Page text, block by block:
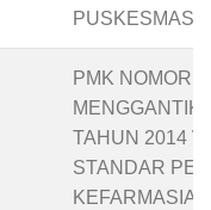
PUSKESMAS
PMK NOMOR
TAHUN 2014
STANDAR